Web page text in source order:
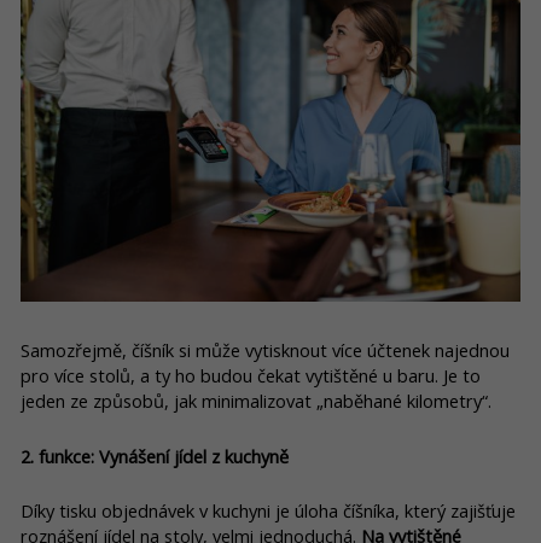
Samozřejmě, číšník si může vytisknout více účtenek najednou
pro více stolů, a ty ho budou čekat vytištěné u baru. Je to
jeden ze způsobů, jak minimalizovat „naběhané kilometry“.
2. funkce: Vynášení jídel z kuchyně
Díky tisku objednávek v kuchyni je úloha číšníka, který zajišťuje
roznášení jídel na stoly, velmi jednoduchá. Na vytištěné